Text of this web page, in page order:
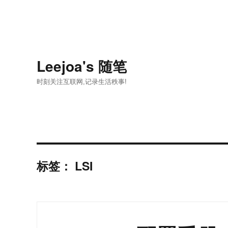
Leejoa's 随笔
时刻关注互联网,记录生活秩事!
标签： LSI